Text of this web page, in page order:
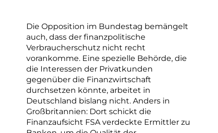
Die Opposition im Bundestag bemängelt
auch, dass der finanzpolitische
Verbraucherschutz nicht recht
vorankomme. Eine spezielle Behörde, die
die Interessen der Privatkunden
gegenüber die Finanzwirtschaft
durchsetzen könnte, arbeitet in
Deutschland bislang nicht. Anders in
Großbritannien: Dort schickt die
Finanzaufsicht FSA verdeckte Ermittler zu